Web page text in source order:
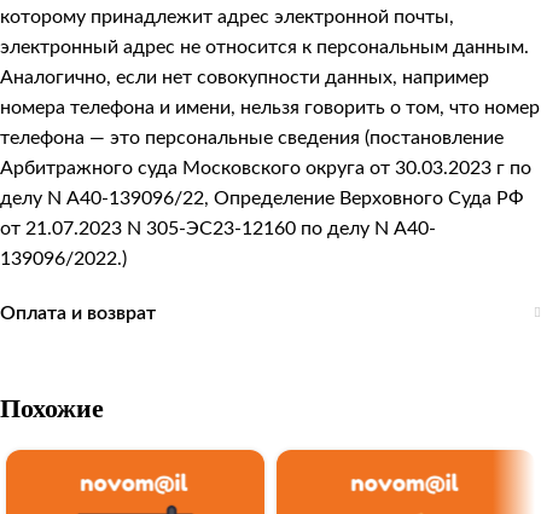
которому принадлежит адрес электронной почты,
электронный адрес не относится к персональным данным.
Аналогично, если нет совокупности данных, например
номера телефона и имени, нельзя говорить о том, что номер
телефона — это персональные сведения (постановление
Арбитражного суда Московского округа от 30.03.2023 г по
делу N А40-139096/22, Определение Верховного Суда РФ
от 21.07.2023 N 305-ЭС23-12160 по делу N А40-
139096/2022.)
Оплата и возврат
Похожие